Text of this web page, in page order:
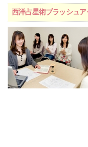
西洋占星術ブラッシュ